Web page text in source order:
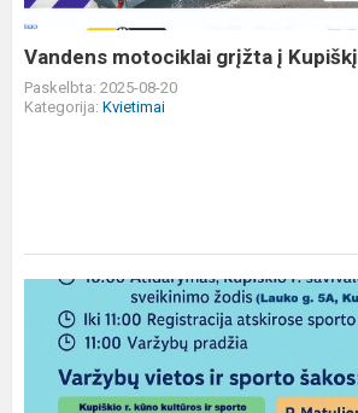
Vandens motociklai grįžta į Kupiškį
Paskelbta: 2025-08-20
Kategorija: Kvietimai
Kviečiame
palaikyti
Kupiškėnus